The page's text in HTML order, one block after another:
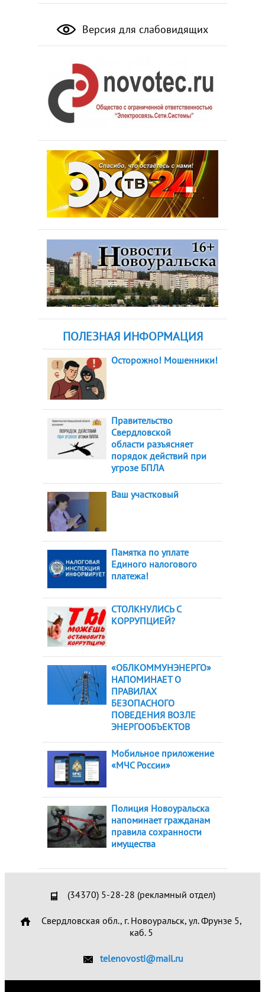
Версия для слабовидящих
ПОЛЕЗНАЯ ИНФОРМАЦИЯ
Осторожно! Мошенники!
Правительство
Свердловской
области разъясняет
порядок действий при
угрозе БПЛА
Ваш участковый
Памятка по уплате
Единого налогового
платежа!
СТОЛКНУЛИСЬ С
КОРРУПЦИЕЙ?
«ОБЛКОММУНЭНЕРГО»
НАПОМИНАЕТ О
ПРАВИЛАХ
БЕЗОПАСНОГО
ПОВЕДЕНИЯ ВОЗЛЕ
ЭНЕРГООБЪЕКТОВ
Мобильное приложение
«МЧС России»
Полиция Новоуральска
напоминает гражданам
правила сохранности
имущества
(34370) 5-28-28 (рекламный отдел)
Свердловская обл., г. Новоуральск, ул. Фрунзе 5,
каб. 5
telenovosti@mail.ru